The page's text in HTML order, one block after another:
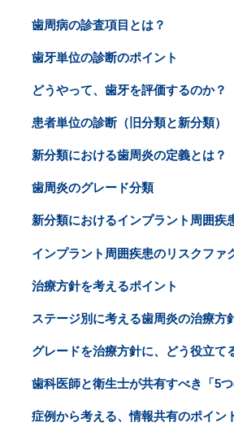
歯周病の診査項目とは？
歯牙単位の診断のポイント
どうやって、歯牙を評価するのか？
患者単位の診断（旧分類と新分類）
新分類における歯周炎の定義とは？
歯周炎のグレード分類
新分類におけるインプラント周囲疾
インプラント周囲疾患のリスクファ
治療方針を考えるポイント
ステージ別に考える歯周炎の治療方
グレードを治療方針に、どう役立て
歯科医師と衛生士が共有すべき「5
症例から考える、情報共有のポイン